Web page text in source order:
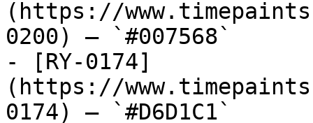
(https://
0200) — `#007568`
- [RY-0174]
(https://
0174) — `#D6D1C1`